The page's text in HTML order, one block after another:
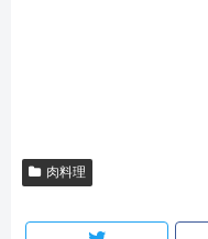
肉料理